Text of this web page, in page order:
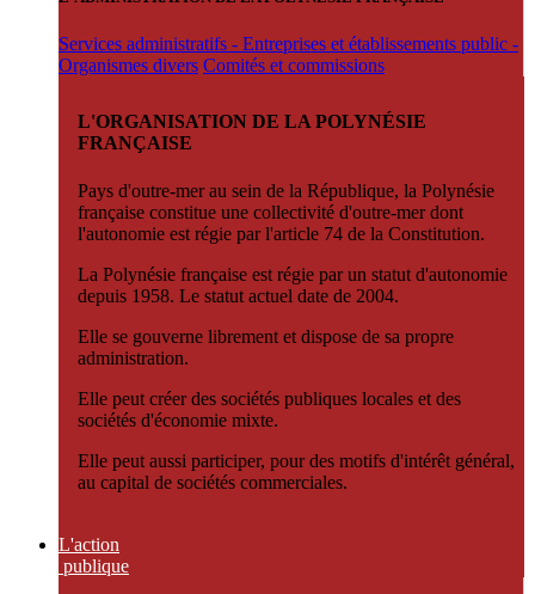
Services administratifs - Entreprises et établissements public -
Organismes divers Comités et commissions
L'ORGANISATION DE LA POLYNÉSIE
FRANÇAISE
Pays d'outre-mer au sein de la République, la Polynésie
française constitue une collectivité d'outre-mer dont
l'autonomie est régie par l'article 74 de la Constitution.
La Polynésie française est régie par un statut d'autonomie
depuis 1958. Le statut actuel date de 2004.
Elle se gouverne librement et dispose de sa propre
administration.
Elle peut créer des sociétés publiques locales et des
sociétés d'économie mixte.
Elle peut aussi participer, pour des motifs d'intérêt général,
au capital de sociétés commerciales.
L'action
publique